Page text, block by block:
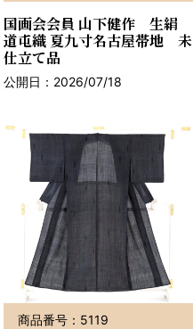
国画会会員 山下健作 生絹
道屯織 夏九寸名古屋帯地 未
仕立て品
公開日：2026/07/18
商品番号：5119